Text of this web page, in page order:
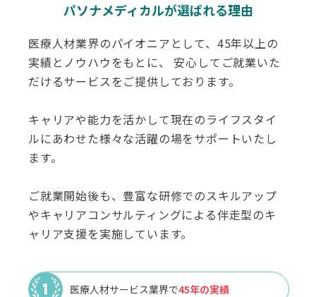
パソナメディカルが選ばれる理由
医療人材業界のパイオニアとして、45年以上の
実績とノウハウをもとに、 安心してご就業いた
だけるサービスをご提供しております。
キャリアや能力を活かして現在のライフスタイ
ルにあわせた様々な活躍の場をサポートいたし
ます。
ご就業開始後も、豊富な研修でのスキルアップ
やキャリアコンサルティングによる伴走型のキ
ャリア支援を実施しています。
医療人材サービス業界で45年の実績